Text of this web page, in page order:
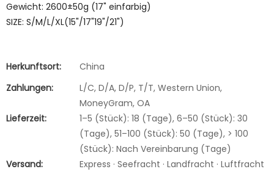
Gewicht: 2600±50g (17" einfarbig)
SIZE: S/M/L/XL(15"/17"19"/21")
Herkunftsort:
China
Zahlungen:
L/C, D/A, D/P, T/T, Western Union,
MoneyGram, OA
Lieferzeit:
1–5 (Stück): 18 (Tage), 6–50 (Stück): 30
(Tage), 51–100 (Stück): 50 (Tage), > 100
(Stück): Nach Vereinbarung (Tage)
Versand:
Express · Seefracht · Landfracht · Luftfracht